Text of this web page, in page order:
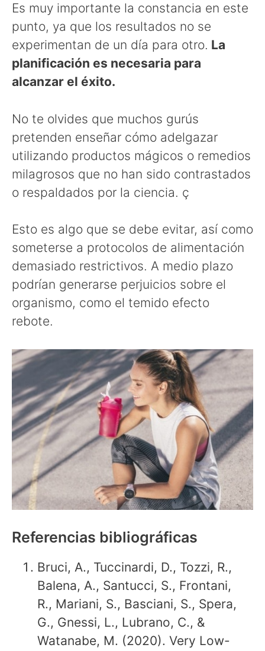
Es muy importante la constancia en este
punto, ya que los resultados no se
experimentan de un día para otro. La
planificación es necesaria para
alcanzar el éxito.
No te olvides que muchos gurús
pretenden enseñar cómo adelgazar
utilizando productos mágicos o remedios
milagrosos que no han sido contrastados
o respaldados por la ciencia. ç
Esto es algo que se debe evitar, así como
someterse a protocolos de alimentación
demasiado restrictivos. A medio plazo
podrían generarse perjuicios sobre el
organismo, como el temido efecto
rebote.
Referencias bibliográficas
Bruci, A., Tuccinardi, D., Tozzi, R.,
Balena, A., Santucci, S., Frontani,
R., Mariani, S., Basciani, S., Spera,
G., Gnessi, L., Lubrano, C., &
Watanabe, M. (2020). Very Low-